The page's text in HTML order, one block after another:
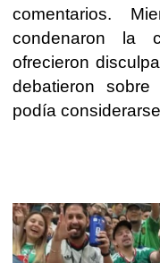
comentarios.
condenaron la
ofrecieron
debatieron
podía